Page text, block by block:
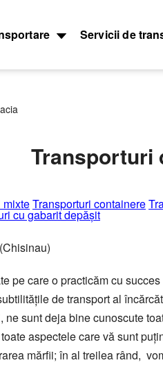
Servicii de
–
зерна
Морские
Перевозки и
Размеры
Стоимость
Transporturi
mixteTransporturi containere
cu gabarit depăşit
pe care o practicăm cu
de transport al
sunt deja bine cunoscute
aspectele care vă sunt
mărfii; în al treilea rând,